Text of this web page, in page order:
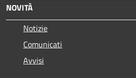
NOVITÀ
Notizie
Comunicati
Avvisi